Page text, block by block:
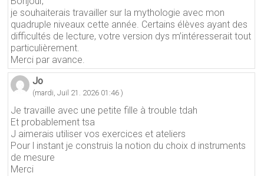
je souhaiterais travailler sur la mythologie avec mon
quadruple niveaux cette année. Certains élèves ayant des
difficultés de lecture, votre version dys m’intéresserait tout
particulièrement.
Merci par avance.
Jo
(mardi, Juil 21. 2026 01:46 )
Je travaille avec une petite fille à trouble tdah
Et probablement tsa
J aimerais utiliser vos exercices et ateliers
Pour l instant je construis la notion du choix d instruments
de mesure
Merci